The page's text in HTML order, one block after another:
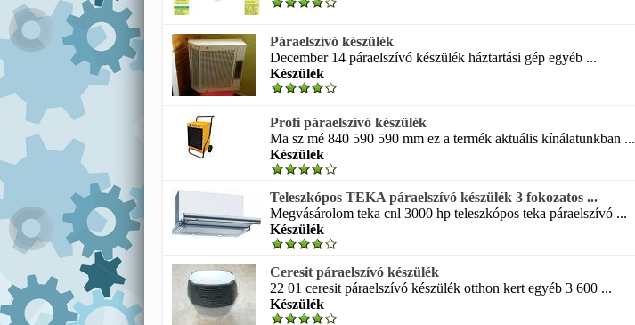
Páraelszívó készülék
December 14 páraelszívó készülék háztartási gép egyéb ...
Készülék
Profi páraelszívó készülék
Ma sz mé 840 590 590 mm ez a termék aktuális kínálatunkban ...
Készülék
Teleszkópos TEKA páraelszívó készülék 3 fokozatos ...
Megvásárolom teka cnl 3000 hp teleszkópos teka páraelszívó ...
Készülék
Ceresit páraelszívó készülék
22 01 ceresit páraelszívó készülék otthon kert egyéb 3 600 ...
Készülék